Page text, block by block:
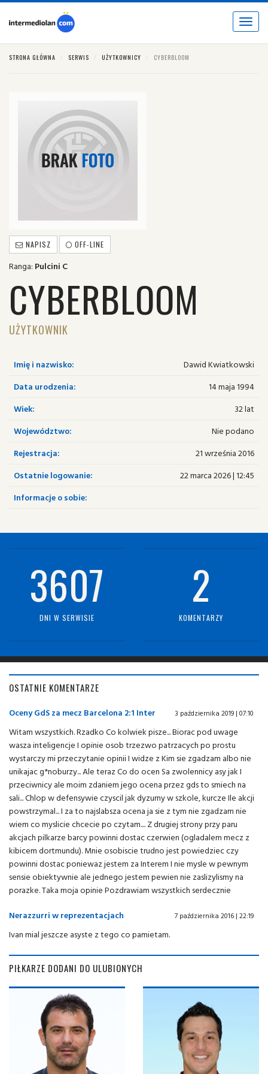
Toggle
STRONA GŁÓWNA SERWIS UŻYTKOWNICY CYBERBLOOM
NAPISZ OFF-LINE
Ranga: Pulcini C
CYBERBLOOM
UŻYTKOWNIK
Imię i nazwisko:
Dawid Kwiatkowski
Data urodzenia:
14 maja 1994
Wiek:
32 lat
Województwo:
Nie podano
Rejestracja:
21 września 2016
Ostatnie logowanie:
22 marca 2026 | 12:45
Informacje o sobie:
3607
DNI W SERWISIE
2
KOMENTARZY
OSTATNIE KOMENTARZE
Oceny GdS za mecz Barcelona 2:1 Inter 3 października 2019 | 07:10
Witam wszystkich. Rzadko Co kolwiek pisze... Biorac pod uwage
wasza inteligencje I opinie osob trzezwo patrzacych po prostu
wystarczy mi przeczytanie opinii I widze z Kim sie zgadzam albo nie
unikajac g*noburzy... Ale teraz Co do ocen Sa zwolennicy asy jak I
przeciwnicy ale moim zdaniem jego ocena przez gds to smiech na
sali... Chlop w defensywie czyscil jak dyzurny w szkole, kurcze Ile akcji
powstrzymal... I za to najslabsza ocena ja sie z tym nie zgadzam nie
wiem co myslicie chcecie po czytam.... Z drugiej strony przy paru
akcjach pilkarze barcy powinni dostac czerwien (ogladalem mecz z
kibicem dortmundu). Mnie osobiscie trudno jest powiedziec czy
powinni dostac poniewaz jestem za Interem I nie mysle w pewnym
sensie obiektywnie ale jednego jestem pewien nie zaslizylismy na
porazke. Taka moja opinie Pozdrawiam wszystkich serdecznie
Nerazzurri w reprezentacjach
7 października 2016 | 22:19
Ivan mial jeszcze asyste z tego co pamietam.
PIŁKARZE DODANI DO ULUBIONYCH